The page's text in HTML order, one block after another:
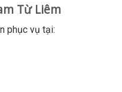
Từ Liêm
phục vụ tại: